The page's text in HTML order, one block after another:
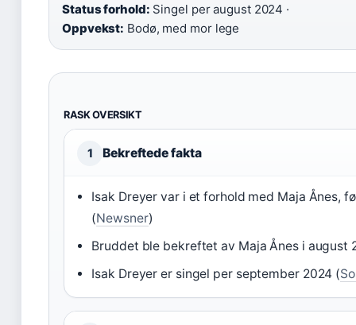
Status forhold: Singel per august 2024 ·
Oppvekst: Bodø, med mor lege
RASK OVERSIKT
1 Bekreftede fakta
Isak Dreyer var i et forhold med Maja Ånes,
(Newsner)
Bruddet ble bekreftet av Maja Ånes i august
Isak Dreyer er singel per september 2024 (